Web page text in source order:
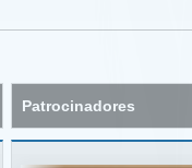
Patrocinadores